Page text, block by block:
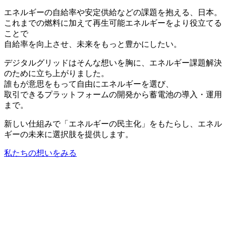
エネルギーの自給率や安定供給などの課題を抱える、日本。
これまでの燃料に加えて再生可能エネルギーをより役立てる
ことで
自給率を向上させ、未来をもっと豊かにしたい。
デジタルグリッドはそんな想いを胸に、エネルギー課題解決
のために立ち上がりました。
誰もが意思をもって自由にエネルギーを選び、
取引できるプラットフォームの開発から蓄電池の導入・運用
まで。
新しい仕組みで「エネルギーの民主化」をもたらし、エネル
ギーの未来に選択肢を提供します。
私たちの想いをみる